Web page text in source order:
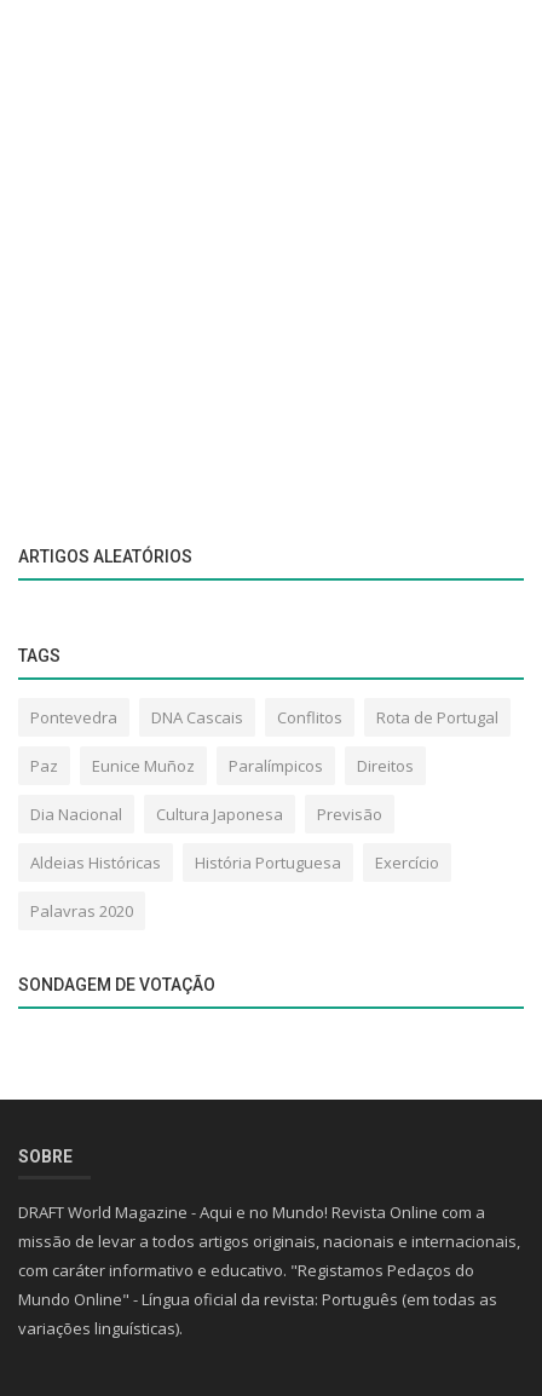
ARTIGOS ALEATÓRIOS
TAGS
Pontevedra DNA Cascais Conflitos Rota de Portugal
Paz Eunice Muñoz Paralímpicos Direitos
Dia Nacional Cultura Japonesa Previsão
Aldeias Históricas História Portuguesa Exercício
Palavras 2020
SONDAGEM DE VOTAÇÃO
SOBRE
DRAFT World Magazine - Aqui e no Mundo! Revista Online com a
missão de levar a todos artigos originais, nacionais e internacionais,
com caráter informativo e educativo. "Registamos Pedaços do
Mundo Online" - Língua oficial da revista: Português (em todas as
variações linguísticas).